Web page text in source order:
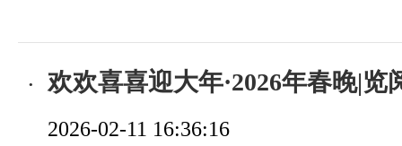
欢欢喜喜迎大年·2026年春晚|览阅青山答卷 共赴
2026-02-11 16:36:16